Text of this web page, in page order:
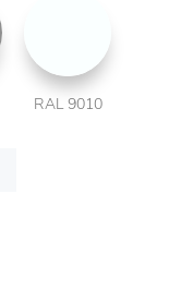
RAL 9010